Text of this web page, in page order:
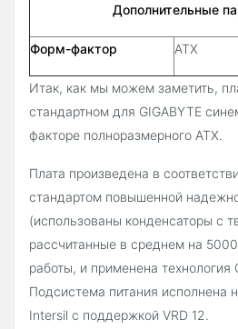
Дополнительные
Форм-фактор ATX
Итак, как мы можем заметить,
стандартном для GIGABYTE
факторе полноразмерного ATX.
Плата произведена в
стандартом повышенной
(использованы конденсаторы с
рассчитанные в среднем на
работы, и применена технология
Подсистема питания исполнена
Intersil с поддержкой VRD 12.